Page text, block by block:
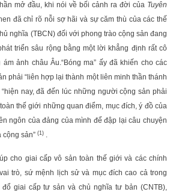
mở đầu, khi nói về bối cảnh ra đời của Tuyên
đã chỉ rõ nỗi sợ hãi và sự căm thù của các thế
nghĩa (TBCN) đối với phong trào cộng sản đang
triển sâu rộng bằng một lời khẳng định rất cô
ám ảnh châu Âu.“Bóng ma” ấy đã khiến cho các
phải “liên hợp lại thành một liên minh thần thánh
nay, đã đến lúc những người cộng sản phải
thế giới những quan điểm, mục đích, ý đồ của
ngôn của đảng của mình để đập lại câu chuyện
sản” (1) .
cho giai cấp vô sản toàn thế giới và các chính
trò, sứ mệnh lịch sử và mục đích cao cả trong
giai cấp tư sản và chủ nghĩa tư bản (CNTB),